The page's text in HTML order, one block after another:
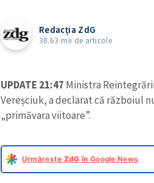
Redacția ZdG
38.63 mii de articole
UPDATE 21:47 Ministra
Vereșciuk, a declarat că războiul
„primăvara viitoare”.
Urmărește ZdG în Google News